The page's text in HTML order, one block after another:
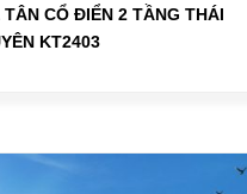
CỔ ĐIỂN 2 TẦNG THÁI
KT2403